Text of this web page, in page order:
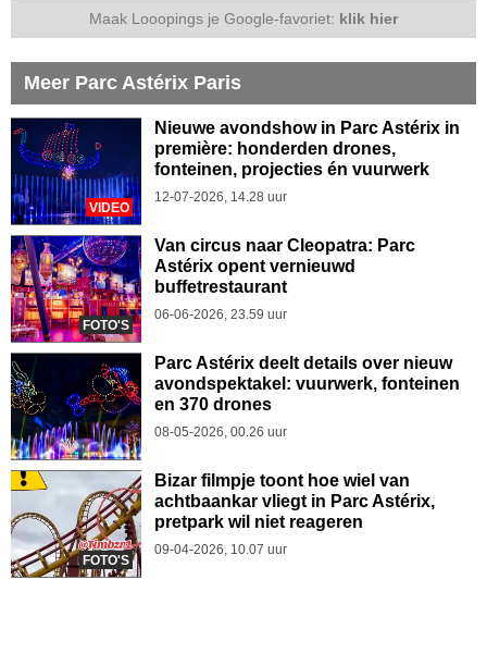
Maak Looopings je Google-favoriet: klik hier
Meer Parc Astérix Paris
VIDEO
Nieuwe avondshow in Parc Astérix in
première: honderden drones,
fonteinen, projecties én vuurwerk
12-07-2026, 14.28 uur
FOTO'S
Van circus naar Cleopatra: Parc
Astérix opent vernieuwd
buffetrestaurant
06-06-2026, 23.59 uur
Parc Astérix deelt details over nieuw
avondspektakel: vuurwerk, fonteinen
en 370 drones
08-05-2026, 00.26 uur
FOTO'S
Bizar filmpje toont hoe wiel van
achtbaankar vliegt in Parc Astérix,
pretpark wil niet reageren
09-04-2026, 10.07 uur